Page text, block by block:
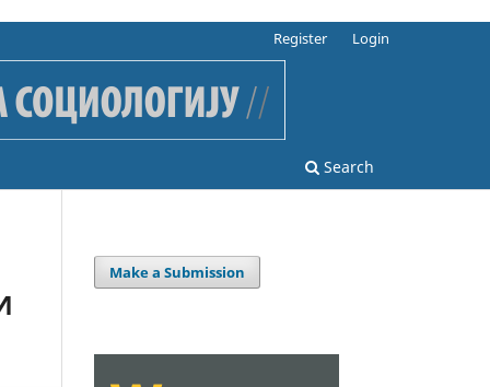
Search
Register Login
Make a Submission